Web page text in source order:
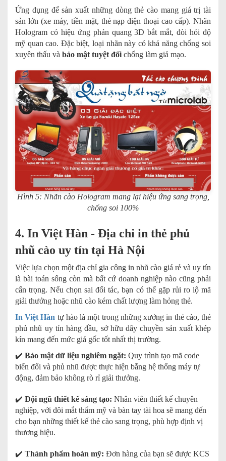
Ứng dụng để sản xuất những dòng thẻ cào mang giá trị tài
sản lớn (xe máy, tiền mặt, thẻ nạp điện thoại cao cấp). Nhãn
Hologram có hiệu ứng phản quang 3D bắt mắt, đòi hỏi độ
mỹ quan cao. Đặc biệt, loại nhãn này có khả năng chống soi
xuyên thấu và bảo mật tuyệt đối chống làm giả mạo.
Hình 5: Nhãn cào Hologram mang lại hiệu ứng sang trọng,
chống soi 100%
4. In Việt Hàn - Địa chỉ in thẻ phủ
nhũ cào uy tín tại Hà Nội
Việc lựa chọn một địa chỉ gia công in nhũ cào giá rẻ và uy tín
là bài toán sống còn mà bất cứ doanh nghiệp nào cũng phải
cẩn trọng. Nếu chọn sai đối tác, bạn có thể gặp rủi ro lộ mã
giải thưởng hoặc nhũ cào kém chất lượng làm hỏng thẻ.
In Việt Hàn tự hào là một trong những xưởng in thẻ cào, thẻ
phủ nhũ uy tín hàng đầu, sở hữu dây chuyền sản xuất khép
kín mang đến mức giá gốc tốt nhất thị trường.
✔️ Bảo mật dữ liệu nghiêm ngặt: Quy trình tạo mã code
biến đổi và phủ nhũ được thực hiện bằng hệ thống máy tự
động, đảm bảo không rò rỉ giải thưởng.
✔️ Đội ngũ thiết kế sáng tạo: Nhân viên thiết kế chuyên
nghiệp, với đôi mắt thẩm mỹ và bàn tay tài hoa sẽ mang đến
cho bạn những thiết kế thẻ cào sang trọng, phù hợp định vị
thương hiệu.
✔️ Thành phẩm hoàn mỹ: Đơn hàng của bạn sẽ được KCS